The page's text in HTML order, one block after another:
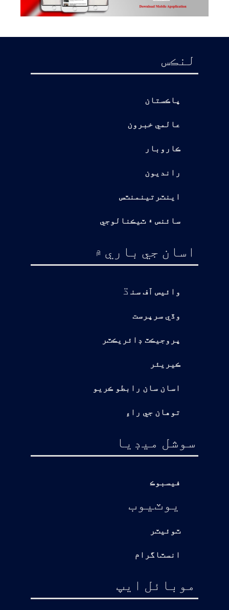
لنڪس
پاڪستان
عالمي خبرون
ڪاروبار
رانديون
اينٽرتينمنٽس
سائنس ۽ ٽيڪنالوجي
اسان جي باري ۾
وائيس آف سن ڌ
وڏي سرپرست
پروجيڪٽ ڊائريڪٽر
ڪيريئر
اسان سان رابطو ڪريو
توهان جي راءِ
سوشل ميڊيا
فيسبوڪ
يوٽيوب
ٽوئيٽر
انسٽاگرام
موبائل ايپ